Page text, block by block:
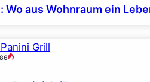
Wo aus Wohnraum ein